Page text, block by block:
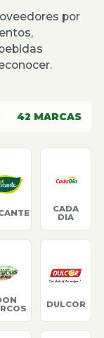
por
42 MARCAS
CADA
DIA
DULCOR